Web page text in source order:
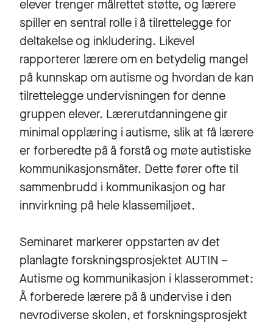
elever trenger målrettet støtte, og lærere
spiller en sentral rolle i å tilrettelegge for
deltakelse og inkludering. Likevel
rapporterer lærere om en betydelig mangel
på kunnskap om autisme og hvordan de kan
tilrettelegge undervisningen for denne
gruppen elever. Lærerutdanningene gir
minimal opplæring i autisme, slik at få lærere
er forberedte på å forstå og møte autistiske
kommunikasjonsmåter. Dette fører ofte til
sammenbrudd i kommunikasjon og har
innvirkning på hele klassemiljøet.
Seminaret markerer oppstarten av det
planlagte forskningsprosjektet AUTIN –
Autisme og kommunikasjon i klasserommet:
Å forberede lærere på å undervise i den
nevrodiverse skolen, et forskningsprosjekt